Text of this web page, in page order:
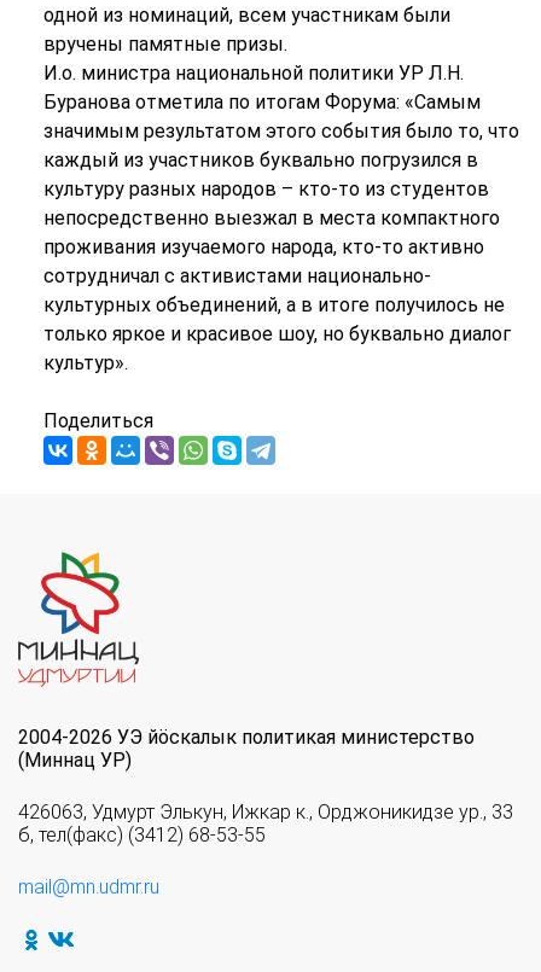
одной из номинаций, всем участникам были
вручены памятные призы.
И.о. министра национальной политики УР Л.Н.
Буранова отметила по итогам Форума: «Самым
значимым результатом этого события было то, что
каждый из участников буквально погрузился в
культуру разных народов – кто-то из студентов
непосредственно выезжал в места компактного
проживания изучаемого народа, кто-то активно
сотрудничал с активистами национально-
культурных объединений, а в итоге получилось не
только яркое и красивое шоу, но буквально диалог
культур».
Поделиться
2004-2026 УЭ йöскалык политикая министерство
(Миннац УР)
426063, Удмурт Элькун, Ижкар к., Орджоникидзе ур., 33
б, тел(факс) (3412) 68-53-55
mail@mn.udmr.ru